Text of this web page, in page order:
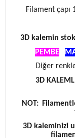
Filament çapı
3D kalemin
PEMBE
Diğer
3D
NOT:
3D kaleminizi